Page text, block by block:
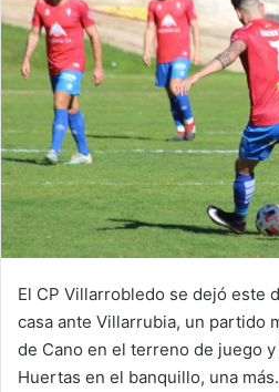
El CP Villarrobledo se dejó este
casa ante Villarrubia, un partido
de Cano en el terreno de juego
Huertas en el banquillo, una